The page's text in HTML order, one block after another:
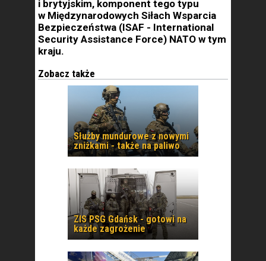
i brytyjskim, komponent tego typu
w Międzynarodowych Siłach Wsparcia
Bezpieczeństwa (ISAF - International
Security Assistance Force) NATO w tym
kraju.
Zobacz także
Służby mundurowe z nowymi
zniżkami - także na paliwo
ZIS PSG Gdańsk - gotowi na
każde zagrożenie